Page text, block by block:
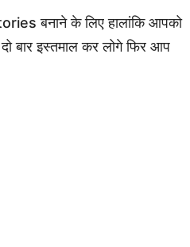
बनाने के लिए हालांकि आपको
बार इस्तमाल कर लोगे फिर आप